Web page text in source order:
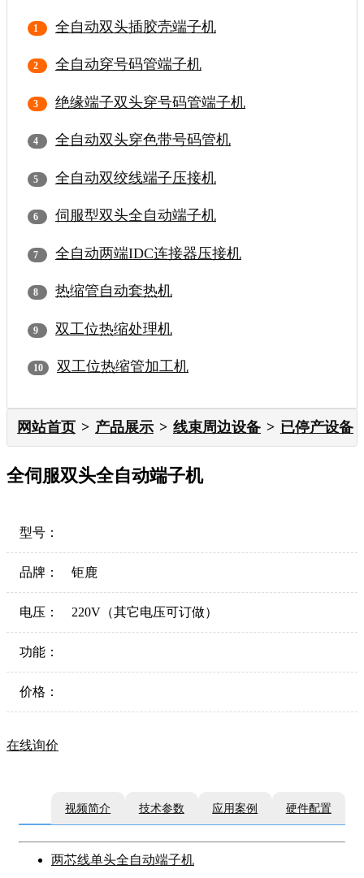
全自动双头插胶壳端子机
全自动穿号码管端子机
绝缘端子双头穿号码管端子机
全自动双头穿色带号码管机
全自动双绞线端子压接机
伺服型双头全自动端子机
全自动两端IDC连接器压接机
热缩管自动套热机
双工位热缩处理机
双工位热缩管加工机
网站首页 产品展示 线束周边设备 已停产设备
全伺服双头全自动端子机
型号：
品牌： 钜鹿
电压： 220V（其它电压可订做）
功能：
价格：
在线询价
视频简介 技术参数 应用案例 硬件配置
两芯线单头全自动端子机